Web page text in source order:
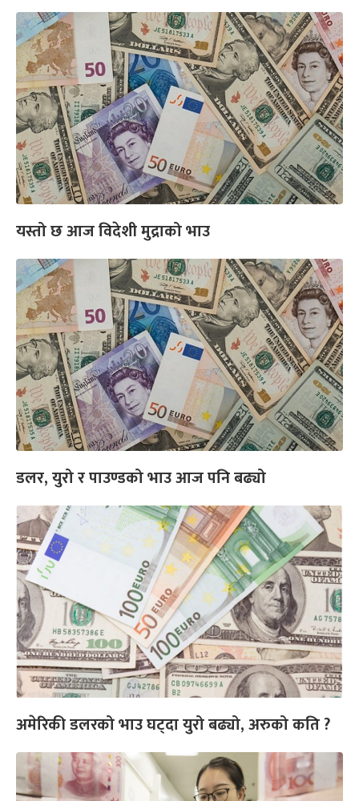
यस्तो छ आज विदेशी मुद्राको भाउ
डलर, युरो र पाउण्डको भाउ आज पनि बढ्यो
अमेरिकी डलरको भाउ घट्दा युरो बढ्यो, अरुको कति ?